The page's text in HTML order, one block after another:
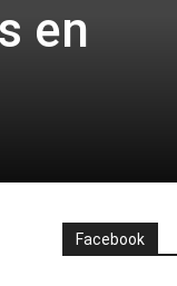
en
Facebook